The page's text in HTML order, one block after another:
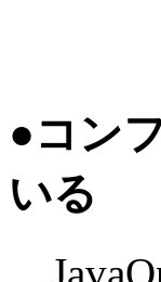
●コン
いる